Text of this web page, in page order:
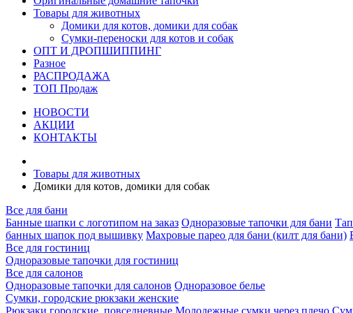
Товары для животных
Домики для котов, домики для собак
Сумки-переноски для котов и собак
ОПТ И ДРОПШИППИНГ
Разное
РАСПРОДАЖА
ТОП Продаж
НОВОСТИ
АКЦИИ
КОНТАКТЫ
Товары для животных
Домики для котов, домики для собак
Все для бани
Банные шапки с логотипом на заказ Одноразовые тапочки для бани
банных шапок под вышивку Махровые парео для бани (килт для бани)
Все для гостиниц
Одноразовые тапочки для гостиниц
Все для салонов
Одноразовые тапочки для салонов Одноразовое белье
Сумки, городские рюкзаки женские
Рюкзаки городские, повседневные Молодежные сумки через плечо